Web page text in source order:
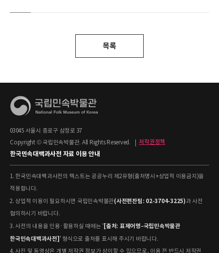
목록
03045 서울시 종로구 삼청로 37
Copyright © 국립민속박물관. All Rights Reserved.
저작권정책
한국민속대백과사전 자료 이용 안내
1. 한국민속대백과사전의 텍스트는 공공누리 제2유형(출처명시+상업적 이용금지)을
적용합니다.
2. 상업적 이용이 필요하시면 국립민속박물관(사전편찬팀: 02-3704-3225)과 사전
협의하시기 바랍니다.
3. 사전의 내용을 인용·활용하실 때에는 '[출처: 표제어명–국립민속박물관
한국민속대백과사전]' 형식으로 출처를 표시해 주시기 바랍니다.
4. 사진 및 동영상은 개별 저작권 정보가 상이할 수 있으므로, 이용 전 반드시 저작권